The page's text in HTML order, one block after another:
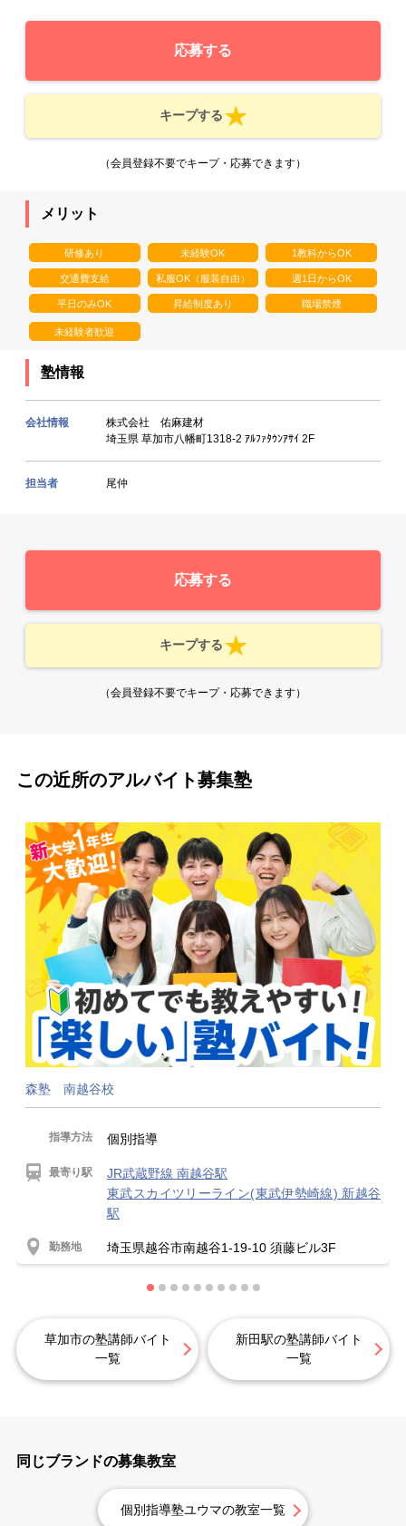
応募する
キープする
（会員登録不要でキープ・応募できます）
メリット
研修あり 未経験OK 1教科からOK
交通費支給 私服OK（服装自由） 週1日からOK
平日のみOK 昇給制度あり 職場禁煙
未経験者歓迎
塾情報
会社情報
株式会社 佑麻建材
埼玉県 草加市八幡町1318-2 ｱﾙﾌｧﾀｳﾝｱｻｲ 2F
担当者 尾仲
応募する
キープする
（会員登録不要でキープ・応募できます）
この近所のアルバイト募集塾
森塾 南越谷校
指導方法 個別指導
最寄り駅
JR武蔵野線 南越谷駅
東武スカイツリーライン(東武伊勢崎線) 新越谷
駅
勤務地 埼玉県越谷市南越谷1-19-10 須藤ビル3F
草加市の塾講師バイト
一覧
新田駅の塾講師バイト
一覧
同じブランドの募集教室
個別指導塾ユウマの教室一覧